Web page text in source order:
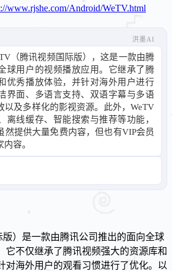
www.rjshe.com/Android/WeTV.html
洪墨AI
（腾讯视频国际版），这是一款由腾
球用户的视频播放应用。它继承了腾
优秀播放体验，并针对海外用户进行
界面、多语言支持、双语字幕与多语
以及多样化的影视资源。此外，WeTV
离线缓存、智能搜索与推荐等功能，
然提供大量免费内容，但也有VIP会员
容。
）是一款由腾讯公司推出的面向全球
它不仅继承了腾讯视频强大的资源库和
对海外用户的观看习惯进行了优化。以